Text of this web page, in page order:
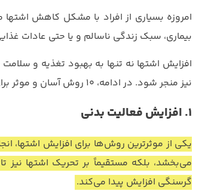
امروزه بسیاری از افراد با مشکل کاهش
بیماری‌، سبک زندگی ناسالم و یا حتی عادات
افزایش اشتها نه تنها به بهبود تغذیه و
نیز منجر شود. در ادامه، ۱۰ روش آسان و موثر برای تقویت اشتها را بررسی می‌کنیم:
۱. افزایش فعالیت بدنی
یکی از موثرترین روش‌ها برای افزایش اشتها،
می‌بخشد، بلکه مستقیماً بر تحریک اشتها نیز
گرسنگی افزایش پیدا می‌کند.